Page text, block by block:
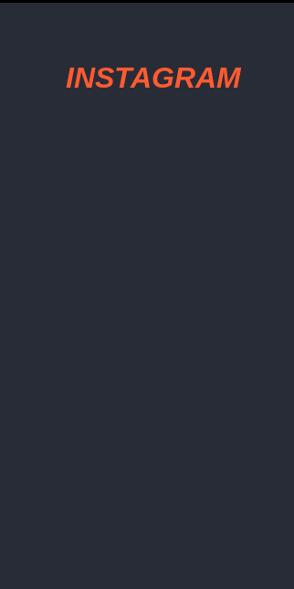
INSTAGRAM